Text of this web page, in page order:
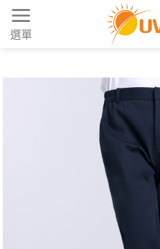
Skip
content
選單